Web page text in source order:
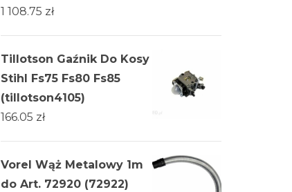
1 108.75 zł
Tillotson Gaźnik Do Kosy
Stihl Fs75 Fs80 Fs85
(tillotson4105)
166.05 zł
Vorel Wąż Metalowy 1m
do Art. 72920 (72922)